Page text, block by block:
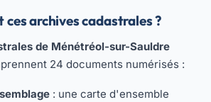
archives cadastrales ?
de Ménétréol-sur-Sauldre
24 documents numérisés :
: une carte d'ensemble